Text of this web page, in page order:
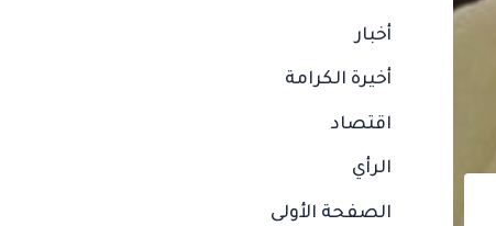
أخبار
أخيرة الكرامة
اقتصاد
الرأي
الصفحة الأولى